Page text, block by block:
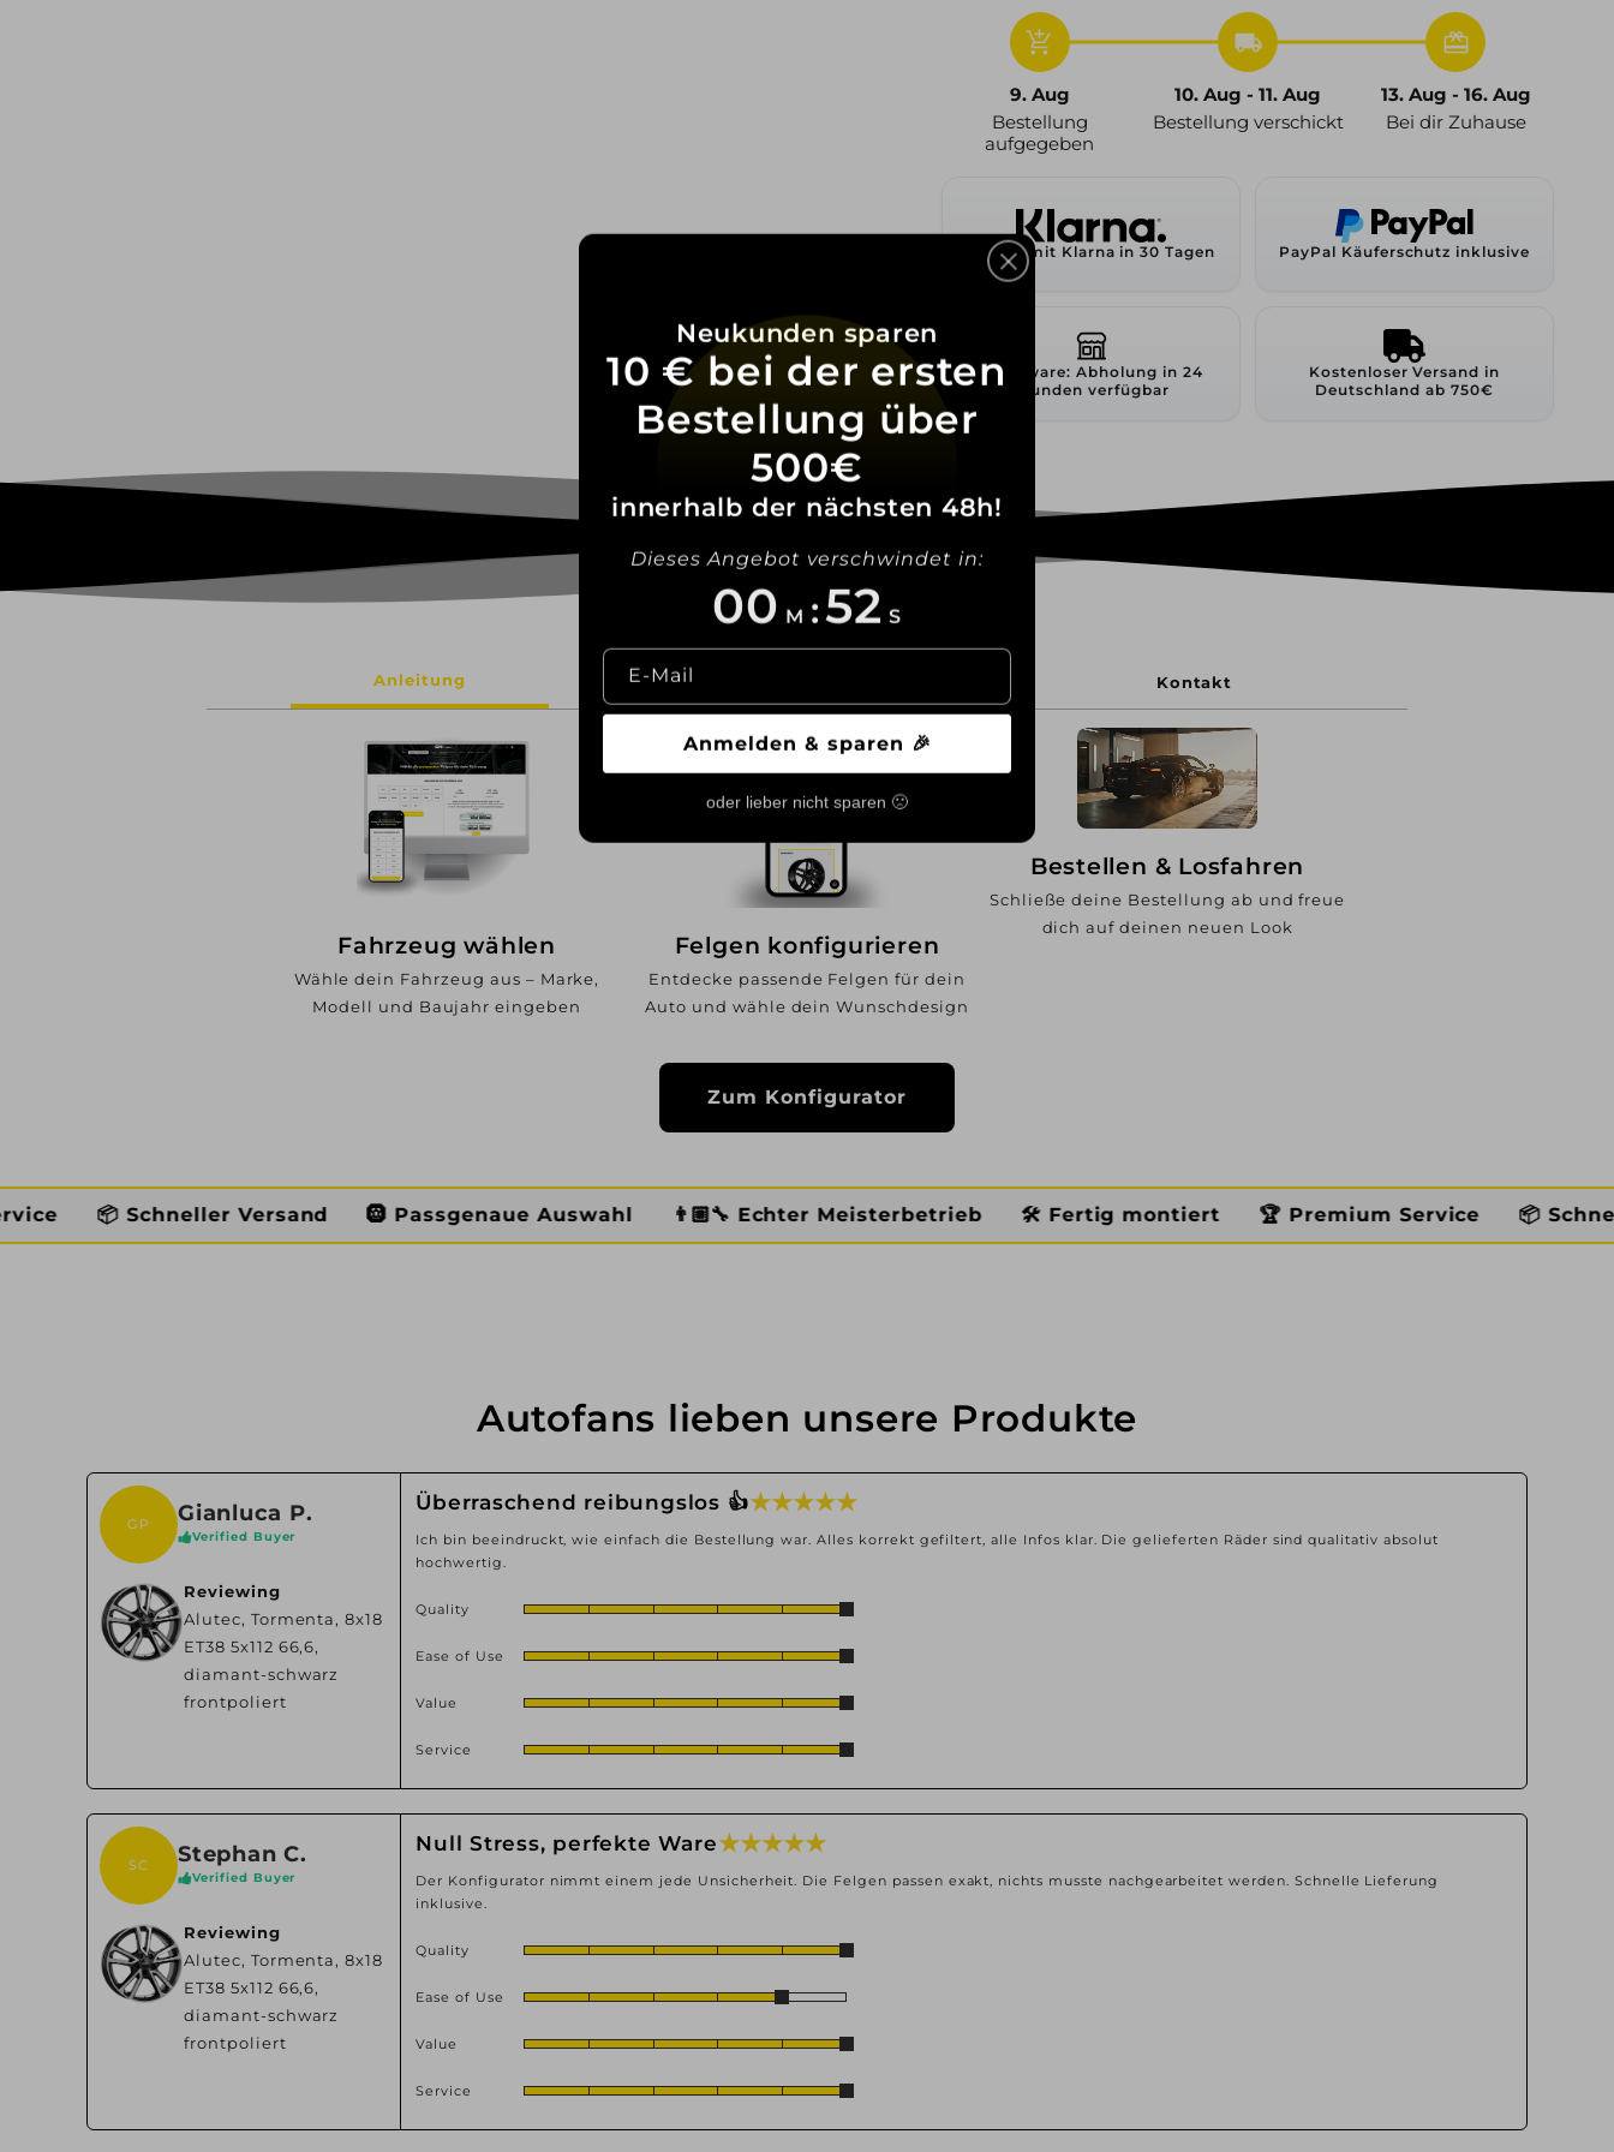
add_shopping_cart
9. Aug
Bestellung
aufgegeben
local_shipping
10. Aug - 11. Aug
Bestellung verschickt
redeem
13. Aug - 16. Aug
Bei dir Zuhause
Zahlen mit Klarna in 30 Tagen PayPal Käuferschutz inklusive
Lagerware: Abholung in 24
Stunden verfügbar
Kostenloser Versand in
Deutschland ab 750€
Anleitung Versand Kontakt
Fahrzeug wählen
Wähle dein Fahrzeug aus – Marke,
Modell und Baujahr eingeben
Felgen konfigurieren
Entdecke passende Felgen für dein
Auto und wähle dein Wunschdesign
Bestellen & Losfahren
Schließe deine Bestellung ab und freue
dich auf deinen neuen Look
Zum Konfigurator
Versand 🛞 Passgenaue Auswahl 👨🏼‍🔧 Echter Meisterbetrieb 🛠️ Fertig montiert 🏆 Premium Service 📦 Schneller Versand
Autofans lieben unsere Produkte
GP Gianluca P.
Verified Buyer
Reviewing
Alutec, Tormenta, 8x18
ET38 5x112 66,6,
diamant-schwarz
frontpoliert
Überraschend reibungslos 👍★ ★ ★ ★ ★
Ich bin beeindruckt, wie einfach die Bestellung war. Alles korrekt gefiltert, alle Infos klar. Die gelieferten Räder sind qualitativ absolut
hochwertig.
Quality
Ease of Use
Value
Service
SC Stephan C.
Verified Buyer
Reviewing
Alutec, Tormenta, 8x18
ET38 5x112 66,6,
diamant-schwarz
frontpoliert
Null Stress, perfekte Ware★ ★ ★ ★ ★
Der Konfigurator nimmt einem jede Unsicherheit. Die Felgen passen exakt, nichts musste nachgearbeitet werden. Schnelle Lieferung
inklusive.
Quality
Ease of Use
Value
Service
Neukunden sparen
10 € bei der ersten
Bestellung über
500€
innerhalb der nächsten 48h!
Dieses Angebot verschwindet in:
00 M :50 S
E-Mail
Anmelden & sparen 🎉
oder lieber nicht sparen 🙁